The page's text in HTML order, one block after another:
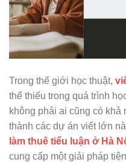
Trong thế giới học thuật,
thể thiếu trong quá trình
không phải ai cũng có
thành các dự án viết lớn
làm thuê tiểu luận ở Hà
cung cấp một giải pháp